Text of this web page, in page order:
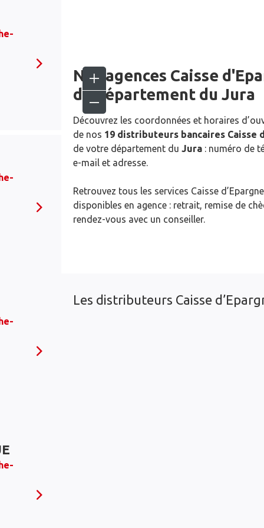
Nos agences Caisse
du département du Jura
Découvrez les coordonnées et horaires
de nos 19 distributeurs bancaires Caisse
de votre département du Jura : numéro de
e-mail et adresse.
Retrouvez tous les services Caisse d’Epargne
disponibles en agence : retrait, remise de
rendez-vous avec un conseiller.
Les distributeurs Caisse